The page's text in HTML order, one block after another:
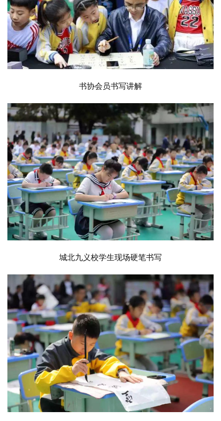
书协会员书写讲解
城北九义校学生现场硬笔书写